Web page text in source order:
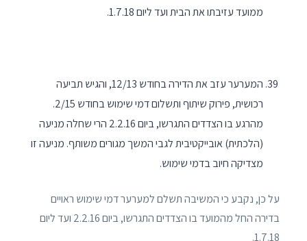
ממועד עזיבתו את הבית ועד ליום 1.7.18.
המערער עזב את הדירה בחודש 12/13, והגיש תביעה
רכושית, פירוק שיתוף ותשלום דמי שימוש בחודש 2/15.
מהרגע בו הצדדים התגרשו, ביום 2.2.16 הרי שחלה מניעה
(הלכתית) אובייקטיבית לגבי המשך מגורים משותף. מניעה זו
מצדיקה חיוב בדמי שימוש.
על כן, נקבע כי המשיבה תשלם למערער דמי שימוש ראויים
בדירה החל מהמועד בו הצדדים התגרשו, ביום 2.2.16 ועד ליום
1.7.18.